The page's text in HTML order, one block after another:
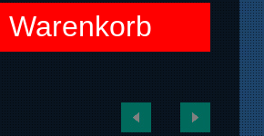
Warenkorb